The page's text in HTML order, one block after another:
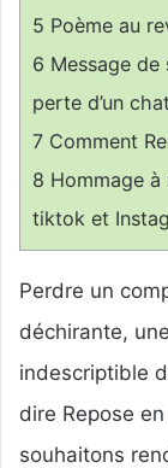
5 Poème au
6 Message
perte d’un chat
7 Comment
8 Hommage
tiktok et
Perdre un
déchirante,
indescriptible
dire Repose
souhaitons